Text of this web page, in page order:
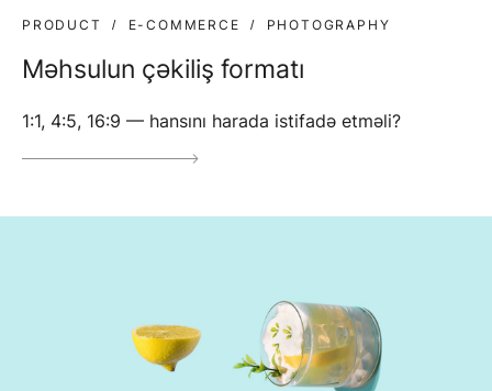
PRODUCT E-COMMERCE PHOTOGRAPHY
Məhsulun çəkiliş formatı
1:1, 4:5, 16:9 — hansını harada istifadə etməli?